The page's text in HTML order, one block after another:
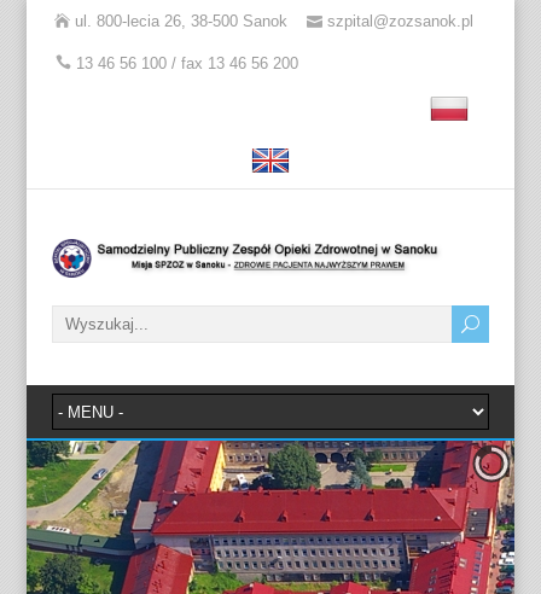
ul. 800-lecia 26, 38-500 Sanok szpital@zozsanok.pl
13 46 56 100 / fax 13 46 56 200